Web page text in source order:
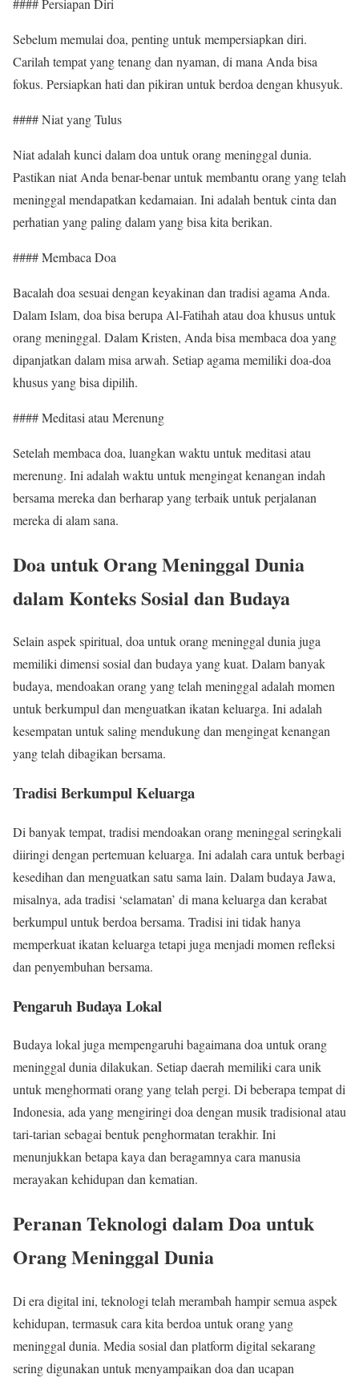
Sebelum memulai doa, penting untuk mempersiapkan diri.
Carilah tempat yang tenang dan nyaman, di mana Anda bisa
fokus. Persiapkan hati dan pikiran untuk berdoa dengan khusyuk.
#### Niat yang Tulus
Niat adalah kunci dalam doa untuk orang meninggal dunia.
Pastikan niat Anda benar-benar untuk membantu orang yang telah
meninggal mendapatkan kedamaian. Ini adalah bentuk cinta dan
perhatian yang paling dalam yang bisa kita berikan.
#### Membaca Doa
Bacalah doa sesuai dengan keyakinan dan tradisi agama Anda.
Dalam Islam, doa bisa berupa Al-Fatihah atau doa khusus untuk
orang meninggal. Dalam Kristen, Anda bisa membaca doa yang
dipanjatkan dalam misa arwah. Setiap agama memiliki doa-doa
khusus yang bisa dipilih.
#### Meditasi atau Merenung
Setelah membaca doa, luangkan waktu untuk meditasi atau
merenung. Ini adalah waktu untuk mengingat kenangan indah
bersama mereka dan berharap yang terbaik untuk perjalanan
mereka di alam sana.
Doa untuk Orang Meninggal Dunia
dalam Konteks Sosial dan Budaya
Selain aspek spiritual, doa untuk orang meninggal dunia juga
memiliki dimensi sosial dan budaya yang kuat. Dalam banyak
budaya, mendoakan orang yang telah meninggal adalah momen
untuk berkumpul dan menguatkan ikatan keluarga. Ini adalah
kesempatan untuk saling mendukung dan mengingat kenangan
yang telah dibagikan bersama.
Tradisi Berkumpul Keluarga
Di banyak tempat, tradisi mendoakan orang meninggal seringkali
diiringi dengan pertemuan keluarga. Ini adalah cara untuk berbagi
kesedihan dan menguatkan satu sama lain. Dalam budaya Jawa,
misalnya, ada tradisi ‘selamatan’ di mana keluarga dan kerabat
berkumpul untuk berdoa bersama. Tradisi ini tidak hanya
memperkuat ikatan keluarga tetapi juga menjadi momen refleksi
dan penyembuhan bersama.
Pengaruh Budaya Lokal
Budaya lokal juga mempengaruhi bagaimana doa untuk orang
meninggal dunia dilakukan. Setiap daerah memiliki cara unik
untuk menghormati orang yang telah pergi. Di beberapa tempat di
Indonesia, ada yang mengiringi doa dengan musik tradisional atau
tari-tarian sebagai bentuk penghormatan terakhir. Ini
menunjukkan betapa kaya dan beragamnya cara manusia
merayakan kehidupan dan kematian.
Peranan Teknologi dalam Doa untuk
Orang Meninggal Dunia
Di era digital ini, teknologi telah merambah hampir semua aspek
kehidupan, termasuk cara kita berdoa untuk orang yang
meninggal dunia. Media sosial dan platform digital sekarang
sering digunakan untuk menyampaikan doa dan ucapan